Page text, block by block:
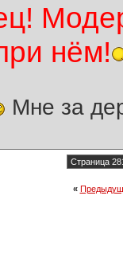
нём!
Мне за
Страница
«